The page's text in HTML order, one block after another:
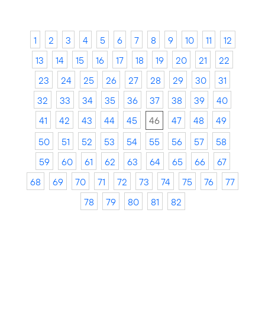
1 2 3 4 5 6 7 8 9 10 11
12
13
14 15 16 17 18 19 20 21
22
23
24 25 26 27 28 29 30
31
32
33 34 35 36 37 38 39
40
41
42 43 44 45 46 47 48
49
50
51 52 53 54 55 56 57
58
59
60 61 62 63 64 65 66
67
68
69 70 71 72 73 74 75 76
77
78
79 80 81 82